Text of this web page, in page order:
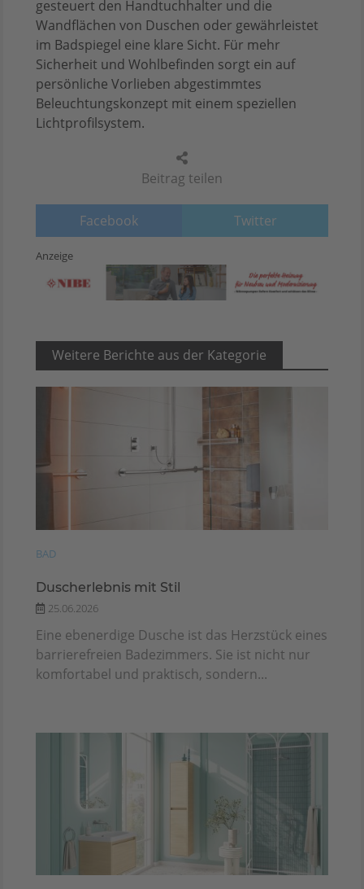
Beitrag teilen
Facebook Twitter
gesteuert den Handtuchhalter und die
Wandflächen von Duschen oder gewährleistet
im Badspiegel eine klare Sicht. Für mehr
Sicherheit und Wohlbefinden sorgt ein auf
persönliche Vorlieben abgestimmtes
Beleuchtungskonzept mit einem speziellen
Lichtprofilsystem.
Anzeige
Weitere Berichte aus der Kategorie
BAD
Duscherlebnis mit Stil
25.06.2026
Eine ebenerdige Dusche ist das Herzstück eines
barrierefreien Badezimmers. Sie ist nicht nur
komfortabel und praktisch, sondern...